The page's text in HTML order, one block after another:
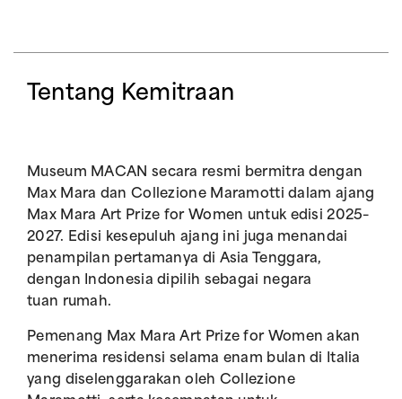
Tentang Kemitraan
Museum MACAN secara resmi bermitra dengan
Max Mara dan Collezione Maramotti dalam ajang
Max Mara Art Prize for Women untuk edisi 2025–
2027. Edisi kesepuluh ajang ini juga menandai
penampilan pertamanya di Asia Tenggara,
dengan Indonesia dipilih sebagai negara
tuan rumah.
Pemenang Max Mara Art Prize for Women akan
menerima residensi selama enam bulan di Italia
yang diselenggarakan oleh Collezione